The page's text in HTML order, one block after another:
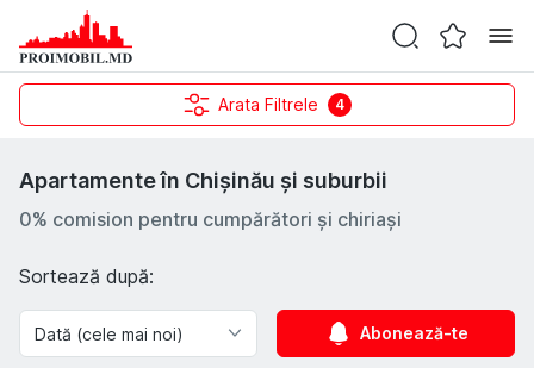
Arata Filtrele 4
Apartamente în Chișinău și suburbii
0% comision pentru cumpărători și chiriași
Sortează după:
Abonează-te